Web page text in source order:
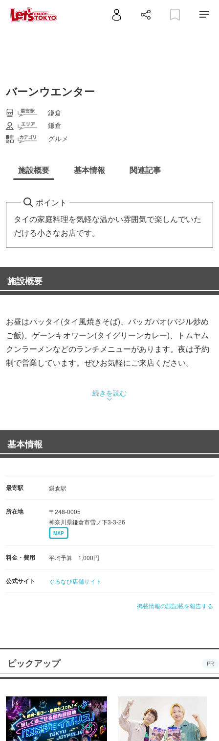
バーンウエンター
鎌倉
鎌倉
グルメ
施設概要 基本情報 関連記事
ポイント
タイの家庭料理を気軽な温かい雰囲気で楽しんでいた
だける小さなお店です。
施設概要
お昼はパッタイ(タイ風焼きそば)、パッガパオ(バジル炒め
ご飯)、ゲーンキオワーン(タイグリーンカレー)、トムヤム
クンラーメンなどのランチメニューがあります。夜は予約
制で営業しています。ぜひお気軽にご来店ください。
続きを読む
基本情報
最寄駅 鎌倉駅
所在地
〒248-0005
神奈川県鎌倉市雪ノ下3-3-26
MAP
料金・費用 平均予算 1,000円
公式サイト ぐるなび店舗サイト
掲載情報の誤記載を報告する
ピックアップ PR